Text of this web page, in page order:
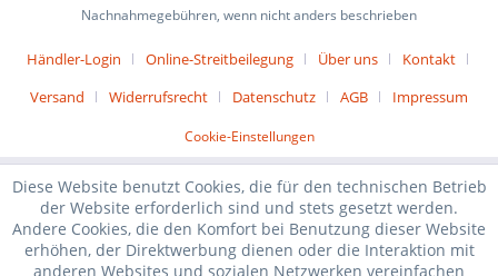
Nachnahmegebühren, wenn nicht anders beschrieben
Händler-Login Online-Streitbeilegung Über uns
Kontakt
Versand
Widerrufsrecht Datenschutz AGB Impressum
Cookie-Einstellungen
Diese Website benutzt Cookies, die für den technischen Betrieb
der Website erforderlich sind und stets gesetzt werden.
Andere Cookies, die den Komfort bei Benutzung dieser Website
erhöhen, der Direktwerbung dienen oder die Interaktion mit
anderen Websites und sozialen Netzwerken vereinfachen